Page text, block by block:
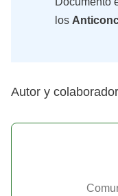
los
Autor y